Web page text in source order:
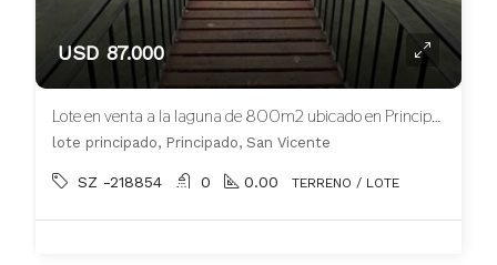
USD 87.000
Lote en venta a la laguna de 800m2 ubicado en Principado
lote principado, Principado, San Vicente
SZ -218854 0 0.00 TERRENO / LOTE